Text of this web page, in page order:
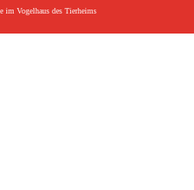
im Vogelhaus des Tierheims